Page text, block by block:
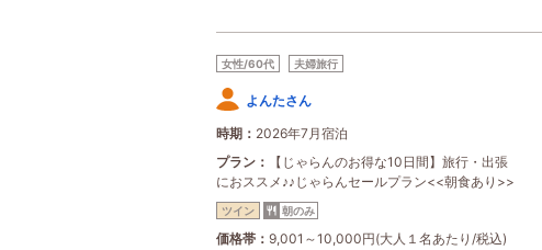
女性/60代 夫婦旅行
よんたさん
時期
2026年7月宿泊
プラン
【じゃらんのお得な10日間】旅行・出張
におススメ♪♪じゃらんセールプラン<<朝食あり>>
ツイン 朝のみ
価格帯 9,001～10,000円(大人１名あたり/税込)